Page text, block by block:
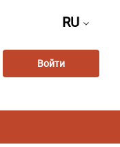
RU
Войти